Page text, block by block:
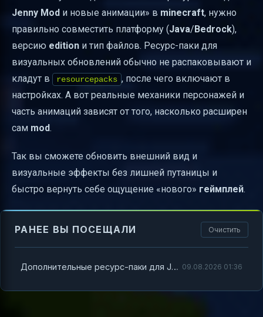
Jenny Mod и новые анимации» в minecraft, нужно
правильно совместить платформу (Java/Bedrock),
версию edition и тип файлов. Ресурс-паки для
визуальных обновлений обычно не распаковывают и
кладут в
resourcepacks , после чего включают в
настройках. А вот реальные механики персонажей и
часть анимаций зависят от того, насколько расширен
сам mod.
Так вы сможете обновить внешний вид и
визуальные эффекты без лишней путаницы и
быстро вернуть себе ощущение «нового» геймплей.
РАНЕЕ ВЫ ПОСЕЩАЛИ Очистить
Дополнительные ресурс-паки для Jenny Mod и новые анимации: как быстро обновить геймплей в Minecraft 09.08.2026 01:36